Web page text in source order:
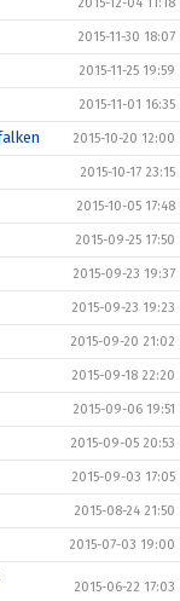
2015-11-30 18:07
2015-11-25 19:59
2015-11-01 16:35
2015-10-20 12:00
2015-10-17 23:15
2015-10-05 17:48
2015-09-25 17:50
2015-09-23 19:37
2015-09-23 19:23
2015-09-20 21:02
2015-09-18 22:20
2015-09-06 19:51
2015-09-05 20:53
2015-09-03 17:05
2015-08-24 21:50
2015-07-03 19:00
2015-06-22 17:03